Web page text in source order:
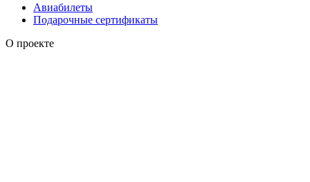
Авиабилеты
Подарочные сертификаты
О проекте